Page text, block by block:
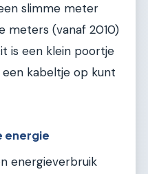
slimme meter
meters (vanaf 2010)
is een klein poortje
kabeltje op kunt
energie
energieverbruik